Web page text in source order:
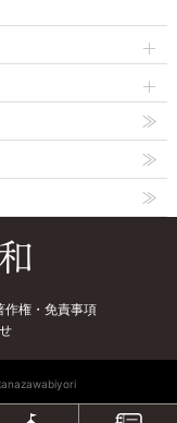
作権・免責事項